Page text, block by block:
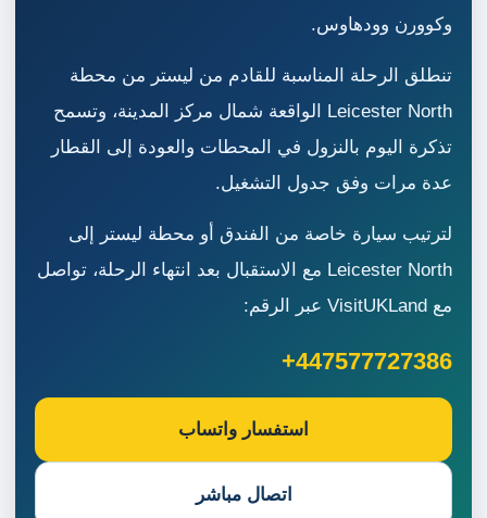
وكوورن وودهاوس.
تنطلق الرحلة المناسبة للقادم من ليستر من محطة
Leicester North الواقعة شمال مركز المدينة، وتسمح
تذكرة اليوم بالنزول في المحطات والعودة إلى القطار
عدة مرات وفق جدول التشغيل.
لترتيب سيارة خاصة من الفندق أو محطة ليستر إلى
Leicester North مع الاستقبال بعد انتهاء الرحلة، تواصل
مع VisitUKLand عبر الرقم:
+447577727386
استفسار واتساب
اتصال مباشر